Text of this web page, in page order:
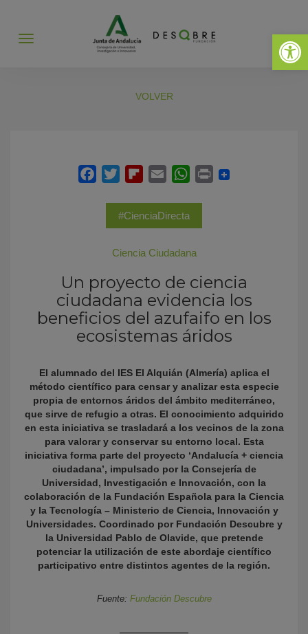
Abrir
Abrir
VOLVER
#CienciaDirecta
Ciencia Ciudadana
Un proyecto de ciencia
ciudadana evidencia los
beneficios del azufaifo en los
ecosistemas áridos
El alumnado del IES El Alquián (Almería) aplica el
método científico para censar y analizar esta especie
propia de entornos áridos del ámbito mediterráneo,
que sirve de refugio a otras. El conocimiento adquirido
en esta iniciativa se trasladará a los vecinos de la zona
para valorar y conservar su entorno local. Esta
iniciativa forma parte del proyecto ‘Andalucía + ciencia
ciudadana’, impulsado por la Consejería de
Universidad, Investigación e Innovación, con la
colaboración de la Fundación Española para la Ciencia
y la Tecnología – Ministerio de Ciencia, Innovación y
Universidades. Coordinado por Fundación Descubre y
la Universidad Pablo de Olavide, que pretende
potenciar la utilización de este abordaje científico
participativo entre distintos agentes de la región.
Fuente: Fundación Descubre